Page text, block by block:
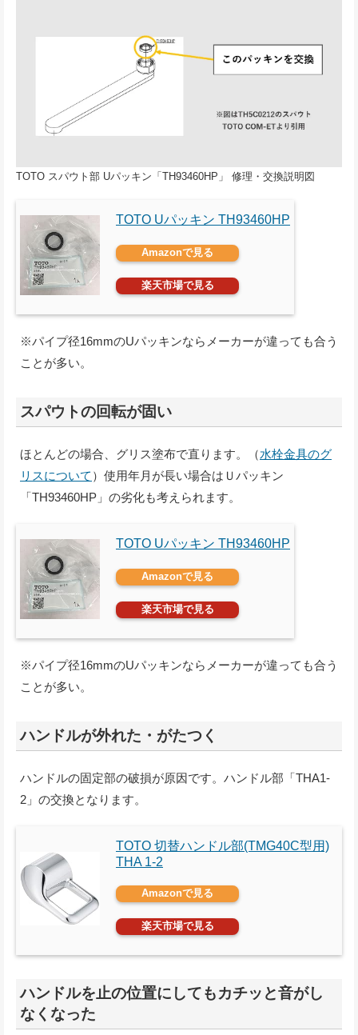
TOTO スパウト部 Uパッキン「TH93460HP」 修理・交換説明図
TOTO Uパッキン TH93460HP
Amazonで見る
楽天市場で見る
※パイプ径16mmのUパッキンならメーカーが違っても合う
ことが多い。
スパウトの回転が固い
ほとんどの場合、グリス塗布で直ります。（水栓金具のグ
リスについて ）使用年月が長い場合はＵパッキン
「TH93460HP」の劣化も考えられます。
TOTO Uパッキン TH93460HP
Amazonで見る
楽天市場で見る
※パイプ径16mmのUパッキンならメーカーが違っても合う
ことが多い。
ハンドルが外れた・がたつく
ハンドルの固定部の破損が原因です。ハンドル部「THA1-
2」の交換となります。
TOTO 切替ハンドル部(TMG40C型用)
THA 1-2
Amazonで見る
楽天市場で見る
ハンドルを止の位置にしてもカチッと音がし
なくなった